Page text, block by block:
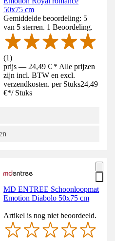
50x75 cm
Gemiddelde beoordeling: 5
van 5 sterren. 1 Beoordeling.
(1)
prijs — 24,49 € * Alle prijzen
zijn incl. BTW en excl.
verzendkosten. per Stuks24,49
€*/ Stuks
MD ENTREE Schoonloopmat
Emotion Diabolo 50x75 cm
Artikel is nog niet beoordeeld.